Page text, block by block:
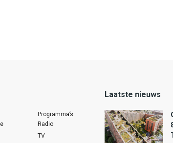
Programma’s
Radio
TV
Laatste nieuws